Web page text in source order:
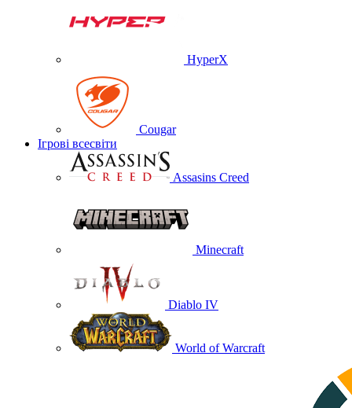
HyperX
Cougar
Ігрові всесвіти
Assasins Creed
Minecraft
Diablo IV
World of Warcraft